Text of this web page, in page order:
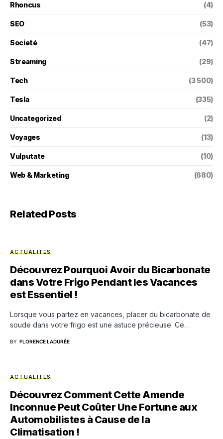
Rhoncus (4)
SEO (53)
Societé (47)
Streaming (29)
Tech (3 500)
Tesla (335)
Uncategorized (2)
Voyages (13)
Vulputate (10)
Web & Marketing (680)
Related Posts
ACTUALITÉS
Découvrez Pourquoi Avoir du Bicarbonate
dans Votre Frigo Pendant les Vacances
est Essentiel !
Lorsque vous partez en vacances, placer du bicarbonate de
soude dans votre frigo est une astuce précieuse. Ce…
BY FLORENCE LADURÉE
ACTUALITÉS
Découvrez Comment Cette Amende
Inconnue Peut Coûter Une Fortune aux
Automobilistes à Cause de la
Climatisation !